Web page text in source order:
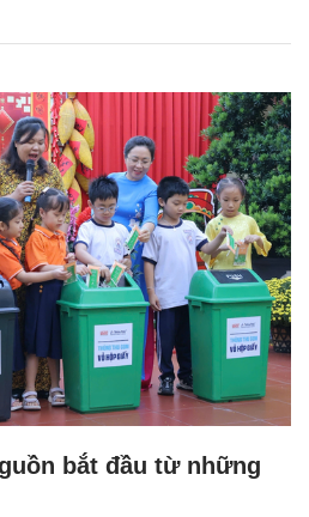
bắt đầu từ những